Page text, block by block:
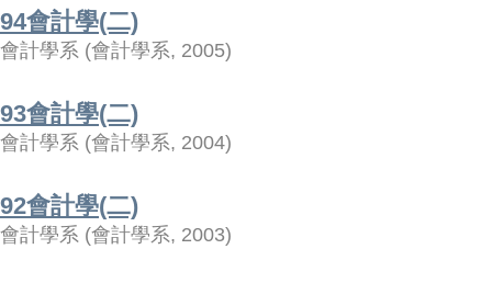
94會計學(二)
會計學系 (會計學系, 2005)
93會計學(二)
會計學系 (會計學系, 2004)
92會計學(二)
會計學系 (會計學系, 2003)